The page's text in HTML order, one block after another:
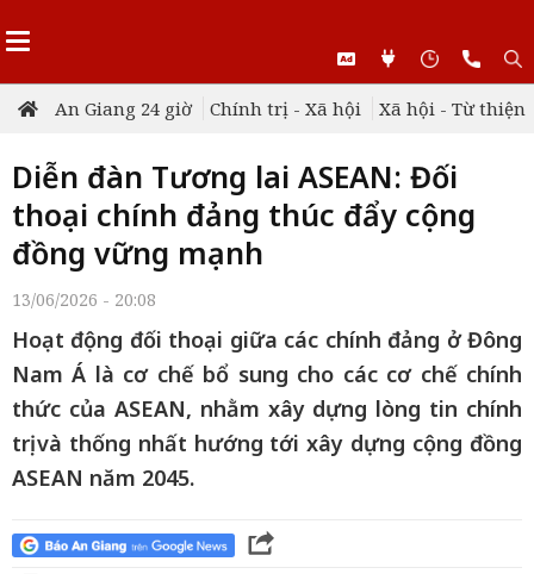
An Giang 24 giờ Chính trị - Xã hội Xã hội - Từ thiện
Diễn đàn Tương lai ASEAN: Đối
thoại chính đảng thúc đẩy cộng
đồng vững mạnh
13/06/2026 - 20:08
Hoạt động đối thoại giữa các chính đảng ở Đông
Nam Á là cơ chế bổ sung cho các cơ chế chính
thức của ASEAN, nhằm xây dựng lòng tin chính
trị và thống nhất hướng tới xây dựng cộng đồng
ASEAN năm 2045.